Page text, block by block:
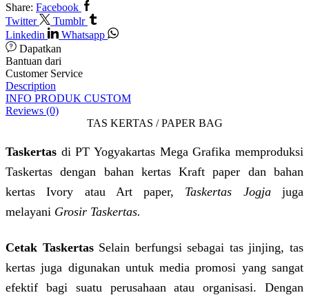
Share: Facebook
Twitter
Tumblr
Linkedin
Whatsapp
Dapatkan
Bantuan dari
Customer Service
Description
INFO PRODUK CUSTOM
Reviews (0)
TAS KERTAS / PAPER BAG
Taskertas di PT Yogyakartas Mega Grafika memproduksi
Taskertas dengan bahan kertas Kraft paper dan bahan
kertas Ivory atau Art paper, Taskertas Jogjajuga
melayani Grosir Taskertas.
Cetak Taskertas Selain berfungsi sebagai tas jinjing, tas
kertas juga digunakan untuk media promosi yang sangat
efektif bagi suatu perusahaan atau organisasi. Dengan